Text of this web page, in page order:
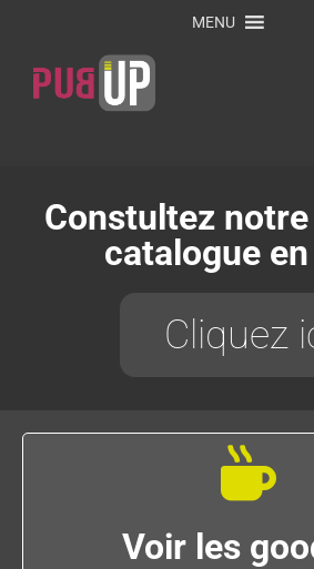
MENU
Constultez
catalogue
Cliquez
Voir les